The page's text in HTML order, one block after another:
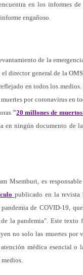
en los informes
engañoso.
de la
director general de la
en todos los
por coronavirus en
"20 millones de
en ningún documento de
Msemburi, es
publicado en la revista
de COVID-19,
la pandemia". Este texto
no solo las muertes por
médica esencial o